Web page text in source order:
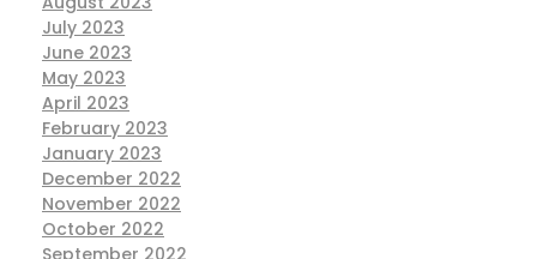
July 2023
June 2023
May 2023
April 2023
February 2023
January 2023
December 2022
November 2022
October 2022